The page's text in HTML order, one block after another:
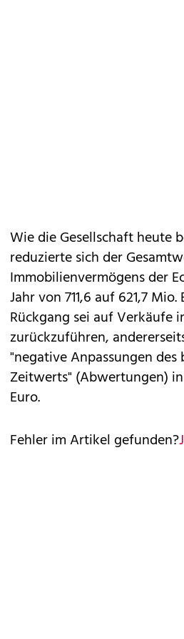
Wie die Gesellschaft heute
reduzierte sich der
Immobilienvermögens der
Jahr von 711,6 auf 621,7 Mio.
Rückgang sei auf Verkäufe
zurückzuführen,
"negative Anpassungen des
Zeitwerts" (Abwertungen)
Euro.
Fehler im Artikel gefunden?